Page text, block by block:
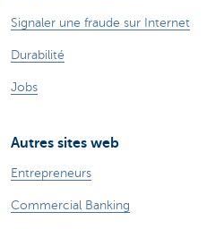
Signaler une fraude sur Internet
Durabilité
Jobs
Autres sites web
Entrepreneurs
Commercial Banking